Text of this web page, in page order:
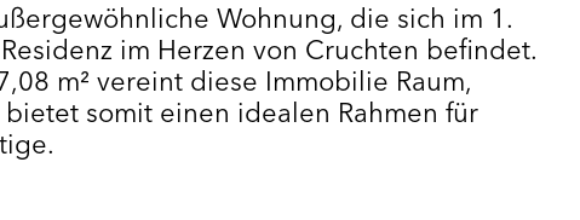
Wohnung, die sich im 1.
im Herzen von Cruchten befindet.
m² vereint diese Immobilie Raum,
somit einen idealen Rahmen für